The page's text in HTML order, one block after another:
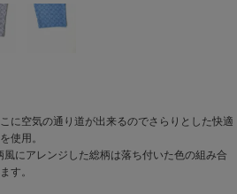
に空気の通り道が出来るのでさらりとした快適
使用。
にアレンジした総柄は落ち付いた色の組み合
す。